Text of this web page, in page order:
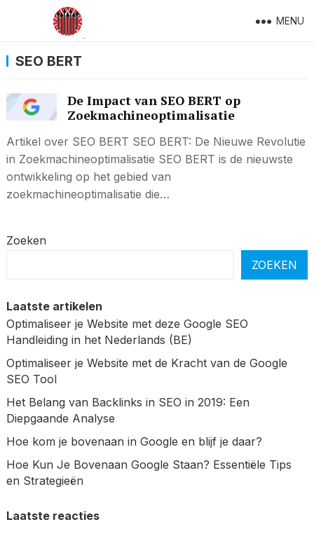
MENU
SEO BERT
De Impact van SEO BERT op
Zoekmachineoptimalisatie
Artikel over SEO BERT SEO BERT: De Nieuwe Revolutie
in Zoekmachineoptimalisatie SEO BERT is de nieuwste
ontwikkeling op het gebied van
zoekmachineoptimalisatie die…
Zoeken
ZOEKEN
Laatste artikelen
Optimaliseer je Website met deze Google SEO
Handleiding in het Nederlands (BE)
Optimaliseer je Website met de Kracht van de Google
SEO Tool
Het Belang van Backlinks in SEO in 2019: Een
Diepgaande Analyse
Hoe kom je bovenaan in Google en blijf je daar?
Hoe Kun Je Bovenaan Google Staan? Essentiële Tips
en Strategieën
Laatste reacties